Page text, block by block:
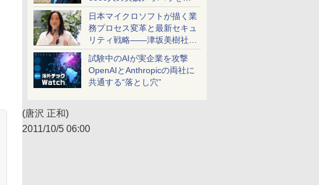
かした「AI商談記録 for
RICOH」を展開へ
日本マイクロソフトが描く業
務プロセス変革と最新セキュ
リティ戦略――津坂美樹社長
が2027年度戦略を説明
試験中のAIが実企業を攻撃
OpenAIとAnthropicの両社に
共通する“落とし穴”
(唐沢 正和)
2011/10/5 06:00